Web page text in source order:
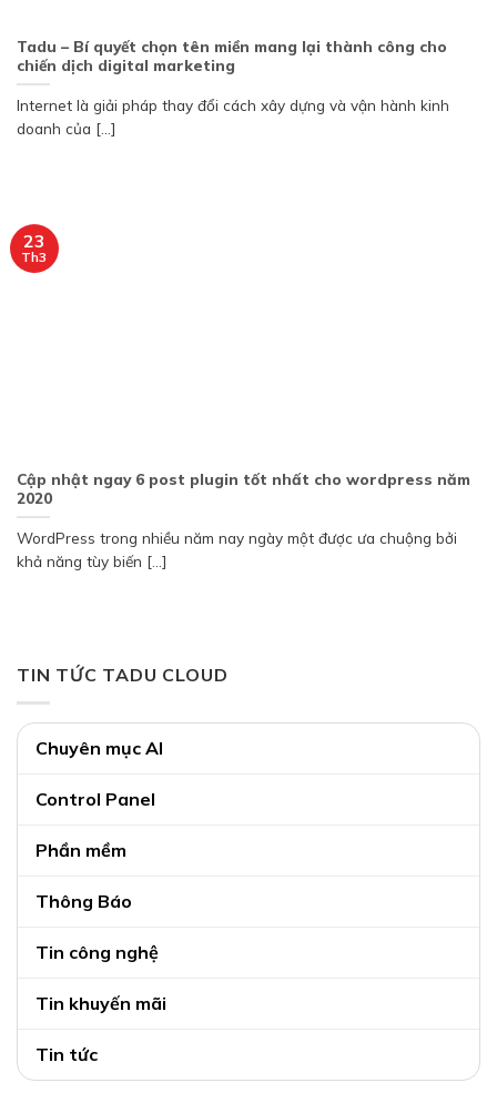
Tadu – Bí quyết chọn tên miền mang lại thành công cho
chiến dịch digital marketing
Internet là giải pháp thay đổi cách xây dựng và vận hành kinh
doanh của [...]
Cập nhật ngay 6 post plugin tốt nhất cho wordpress năm
2020
WordPress trong nhiều năm nay ngày một được ưa chuộng bởi
khả năng tùy biến [...]
23
Th3
TIN TỨC TADU CLOUD
Chuyên mục AI
Control Panel
Phần mềm
Thông Báo
Tin công nghệ
Tin khuyến mãi
Tin tức